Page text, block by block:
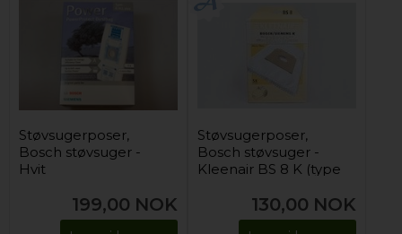
Støvsugerposer,
Bosch støvsuger -
Hvit
199,00 NOK
Støvsugerposer,
Bosch støvsuger -
Kleenair BS 8 K (type
130,00 NOK